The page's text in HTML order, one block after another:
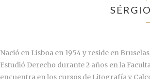
Nació en Lisboa en 1954 y reside en
Estudió Derecho durante 2 años en la